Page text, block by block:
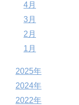
4月
3月
2月
1月
2025年
2024年
2022年